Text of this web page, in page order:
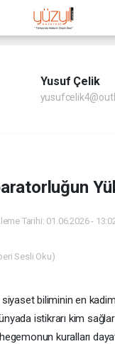
Yusuf Çelik
Tarihi: 01.06.2026 -
Sesli Oku)
biliminin en
istikrarı kim
kuralları